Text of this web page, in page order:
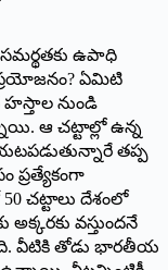
ఉపాధి
ఏమిటి
హస్తాల నుండి
ఆ చట్టాల్లో ఉన్న
తప్ప
ప్రత్యేకంగా
చట్టాలు దేశంలో
వస్తుందనే
వీటికి తోడు భారతీయ